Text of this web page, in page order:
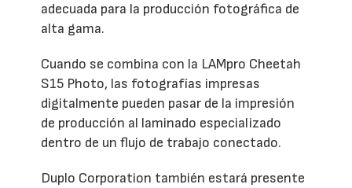
adecuada para la producción fotográfica de
alta gama.
Cuando se combina con la LAMpro Cheetah
S15 Photo, las fotografías impresas
digitalmente pueden pasar de la impresión
de producción al laminado especializado
dentro de un flujo de trabajo conectado.
Duplo Corporation también estará presente